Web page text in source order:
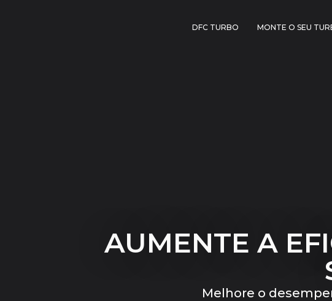
DFC TURBO MONTE O SEU
AUMENTE A
Melhore o